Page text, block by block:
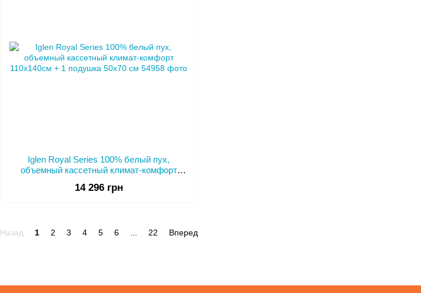
Iglen Royal Series 100% белый пух,
объемный кассетный климат-комфорт
14 296 грн
Назад 1 2 3 4 5 6 22 Вперед